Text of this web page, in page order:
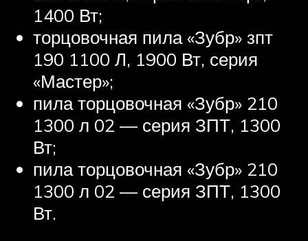
1400 Вт;
торцовочная пила «Зубр» зпт
190 1100 Л, 1900 Вт, серия
«Мастер»;
пила торцовочная «Зубр» 210
1300 л 02 — серия ЗПТ, 1300
Вт;
пила торцовочная «Зубр» 210
1300 л 02 — серия ЗПТ, 1300
Вт.